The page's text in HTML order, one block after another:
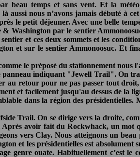
beau temps et sans vent. Et la météo
aussi nous n’avons jamais débuté à
le petit déjeuner. Avec une belle
Washington par le sentier
et ces deux sommets et les
et sur le sentier Ammonoosuc. Et
le préposé du stationnement nous
panneau indiquant "Jewell Trail". On
au retour pour ne pas passer tout droit,
et facilement jusqu'au dessus de la
dans la région des présidentielles.
Trail. On se dirige vers la droite,
Après avoir fait du Rockwhack, un mot
vers Clay. Nous atteignons un beau
et les présidentielles est absolument
genre ouate. Habituellement c’est le